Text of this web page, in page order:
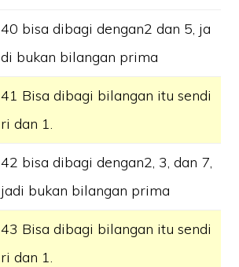
40 bisa dibagi dengan2 dan 5, ja
di bukan bilangan prima
41 Bisa dibagi bilangan itu sendi
ri dan 1.
42 bisa dibagi dengan2, 3, dan 7,
jadi bukan bilangan prima
43 Bisa dibagi bilangan itu sendi
ri dan 1.